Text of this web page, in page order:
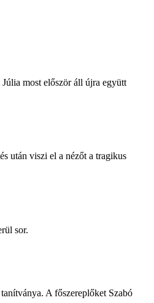
most először áll újra együtt
után viszi el a nézőt a tragikus
sor.
A főszereplőket Szabó